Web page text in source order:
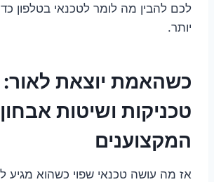
לכם להבין מה לומר לטכנאי בטלפון
יותר.
כשהאמת יוצאת לאור:
טכניקות ושיטות
המקצוענים
אז מה עושה טכנאי שפוי כשהוא מגיע